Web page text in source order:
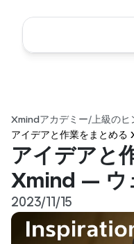
Xmindアカデミー/ 上級のヒ
アイデアと作業をまとめる
アイデアと
Xmind — ウ
2023/11/15